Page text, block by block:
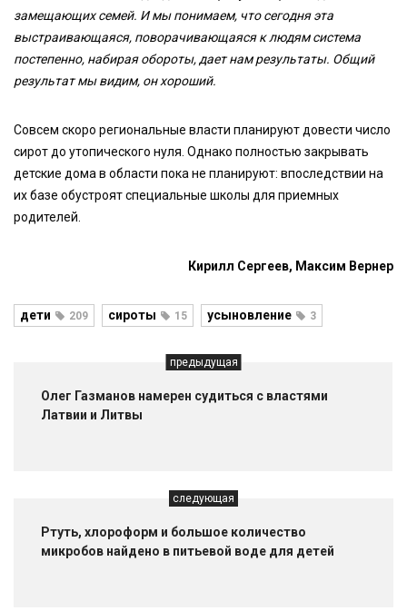
замещающих семей. И мы понимаем, что сегодня эта
выстраивающаяся, поворачивающаяся к людям система
постепенно, набирая обороты, дает нам результаты. Общий
результат мы видим, он хороший.
Совсем скоро региональные власти планируют довести число
сирот до утопического нуля. Однако полностью закрывать
детские дома в области пока не планируют: впоследствии на
их базе обустроят специальные школы для приемных
родителей.
Кирилл Сергеев, Максим Вернер
дети 209 сироты 15 усыновление 3
предыдущая
Олег Газманов намерен судиться с властями
Латвии и Литвы
следующая
Ртуть, хлороформ и большое количество
микробов найдено в питьевой воде для детей